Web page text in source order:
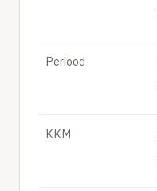
Periood
KKM